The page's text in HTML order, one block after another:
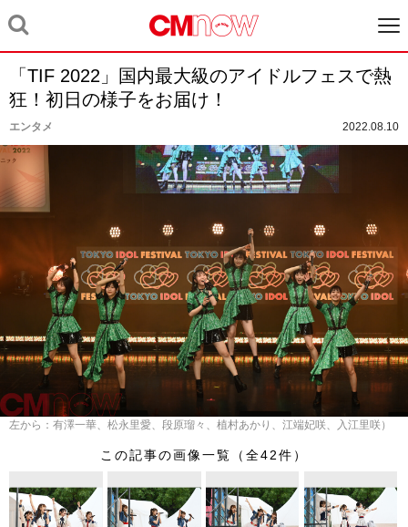
「TIF 2022」国内最大級のアイドルフェスで熱
狂！初日の様子をお届け！
エンタメ 2022.08.10
左から：有澤一華、松永里愛、段原瑠々、植村あかり、江端妃咲、入江里咲）
この記事の画像一覧（全42件）